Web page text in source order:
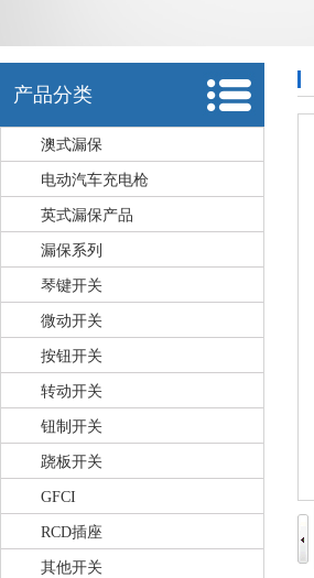
产品分类
澳式漏保
电动汽车充电枪
英式漏保产品
漏保系列
琴键开关
微动开关
按钮开关
转动开关
钮制开关
跷板开关
GFCI
RCD插座
其他开关